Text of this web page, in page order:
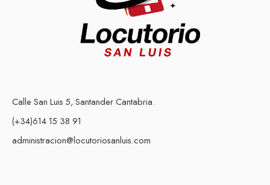
Calle San Luis 5, Santander Cantabria.
(+34)614 15 38 91
administracion@locutoriosanluis.com